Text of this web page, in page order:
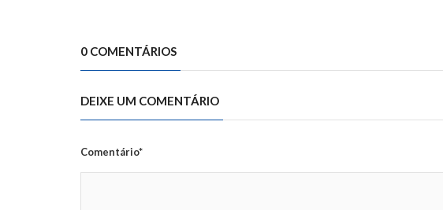
0 COMENTÁRIOS
DEIXE UM COMENTÁRIO
Comentário*